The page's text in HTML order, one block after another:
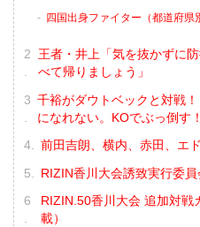
四国出身ファイター（都道府県
王者・井上「気を抜かずに
べて帰りましょう」
千裕がダウトベックと対戦
になれない。KOでぶっ倒す！
前田吉朗、横内、赤田、エ
RIZIN香川大会誘致実行委
RIZIN.50香川大会 追加対戦
載）